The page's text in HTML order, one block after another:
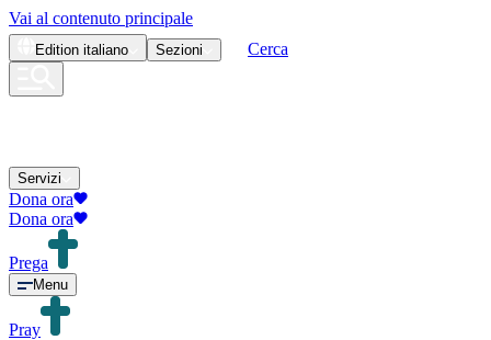
Vai al contenuto principale
Edition italiano Sezioni Cerca
Servizi
Dona ora
Dona ora
Prega
Menu
Pray